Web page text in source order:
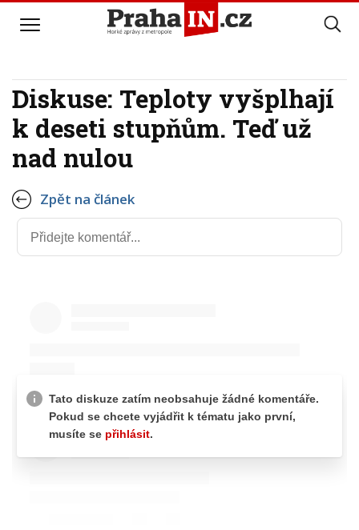
Diskuse: Teploty vyšplhají
k deseti stupňům. Teď už
nad nulou
Zpět na článek